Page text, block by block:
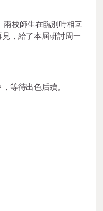
校師生在臨別時相互
，給了本屆研討周一
等待出色后續。